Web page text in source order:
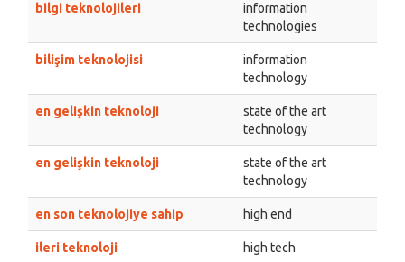
bilgi teknolojileri
information
technologies
bilişim teknolojisi
information
technology
en gelişkin teknoloji
state of the art
technology
en gelişkin teknoloji
state of the art
technology
en son teknolojiye sahip high end
ileri teknoloji high tech